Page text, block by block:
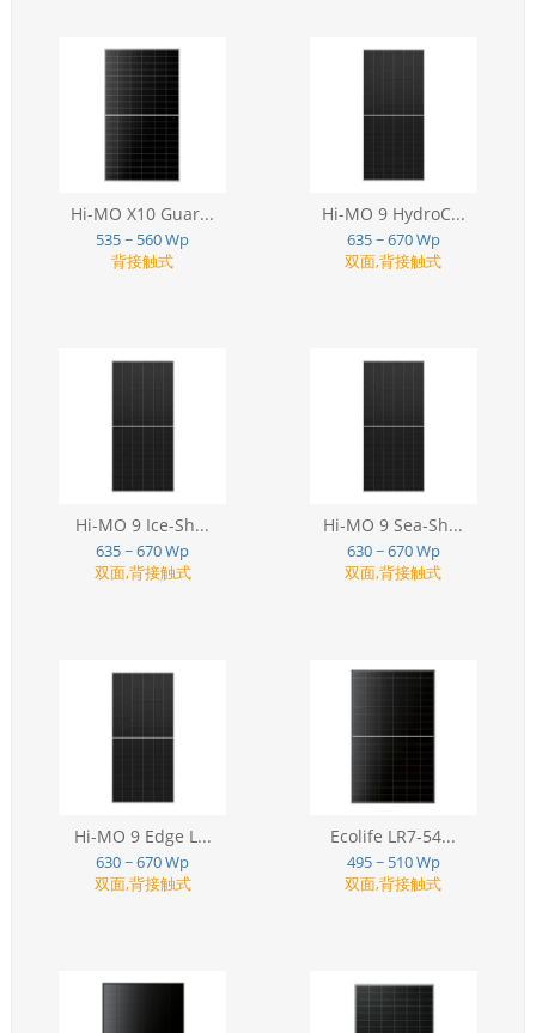
Hi-MO X10 Guar...
535 ~ 560 Wp
背接触式
Hi-MO 9 HydroC...
635 ~ 670 Wp
双面,背接触式
Hi-MO 9 Ice-Sh...
635 ~ 670 Wp
双面,背接触式
Hi-MO 9 Sea-Sh...
630 ~ 670 Wp
双面,背接触式
Hi-MO 9 Edge L...
630 ~ 670 Wp
双面,背接触式
Ecolife LR7-54...
495 ~ 510 Wp
双面,背接触式